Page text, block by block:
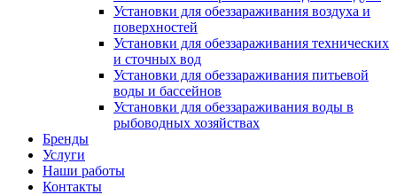
Установки для обеззараживания воздуха и
поверхностей
Установки для обеззараживания технических
и сточных вод
Установки для обеззараживания питьевой
воды и бассейнов
Установки для обеззараживания воды в
рыбоводных хозяйствах
Бренды
Услуги
Наши работы
Контакты